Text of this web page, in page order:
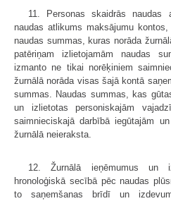
11. Personas skaidrās naudas
naudas atlikums maksājumu
naudas summas, kuras norāda
patēriņam izlietojamām naudas
izmanto ne tikai norēķiniem
žurnālā norāda visas šajā kontā
summas. Naudas summas, kas
un izlietotas personiskajām
saimnieciskajā darbībā iegūtajām
žurnālā neieraksta.
12. Žurnālā ieņēmumus un
hronoloģiskā secībā pēc naudas
to saņemšanas brīdī un